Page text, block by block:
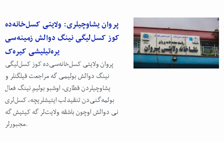
پروان یشاوچیلری: ولایتی کسل‌خانه‌‌ده
کوز کسل‌لیگی نینگ دوالش زمینه‌سی
یره‌تیلیشی کیره‌ک
پروان ولایتی کسل‌خانه‌سی‌ده کوز کسل‌لیگی
نینگ دوالش بولیمی گه مراجعت قیلگنلر و
یشاوچیلردن قطاری، اوشبو بولیم نینگ فعال
بولمه‌گنی‌دن تنقید‌لب ایتیشلریچه، کسل‌لری
نی دوالش اوچون باشقه ولایت‌لر گه کیتیش گه
مجبورلر.